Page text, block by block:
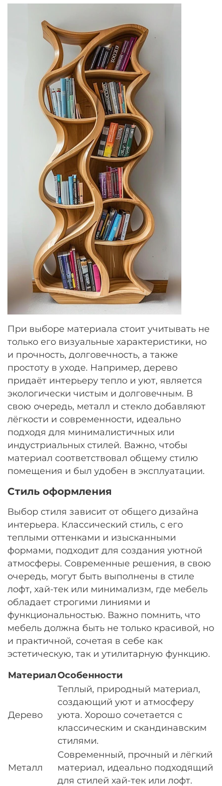
При выборе материала стоит учитывать не
только его визуальные характеристики, но
и прочность, долговечность, а также
простоту в уходе. Например, дерево
придаёт интерьеру тепло и уют, является
экологически чистым и долговечным. В
свою очередь, металл и стекло добавляют
лёгкости и современности, идеально
подходя для минималистичных или
индустриальных стилей. Важно, чтобы
материал соответствовал общему стилю
помещения и был удобен в эксплуатации.
Стиль оформления
Выбор стиля зависит от общего дизайна
интерьера. Классический стиль, с его
теплыми оттенками и изысканными
формами, подходит для создания уютной
атмосферы. Современные решения, в свою
очередь, могут быть выполнены в стиле
лофт, хай-тек или минимализм, где мебель
обладает строгими линиями и
функциональностью. Важно помнить, что
мебель должна быть не только красивой, но
и практичной, сочетая в себе как
эстетическую, так и утилитарную функцию.
МатериалОсобенности
Дерево
Теплый, природный материал,
создающий уют и атмосферу
уюта. Хорошо сочетается с
классическим и скандинавским
стилями.
Металл
Современный, прочный и лёгкий
материал, идеально подходящий
для стилей хай-тек или лофт.